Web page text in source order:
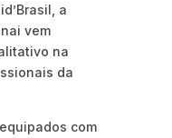
a
vem
na
da
com